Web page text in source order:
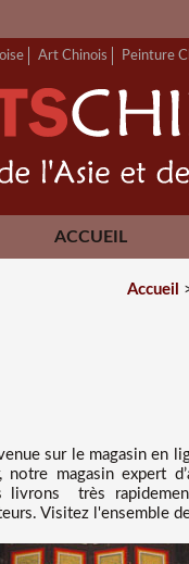
Art Chinois Peinture
ACCUEIL
Accueil
sur le magasin en
notre magasin expert
livrons très
Visitez l'ensemble